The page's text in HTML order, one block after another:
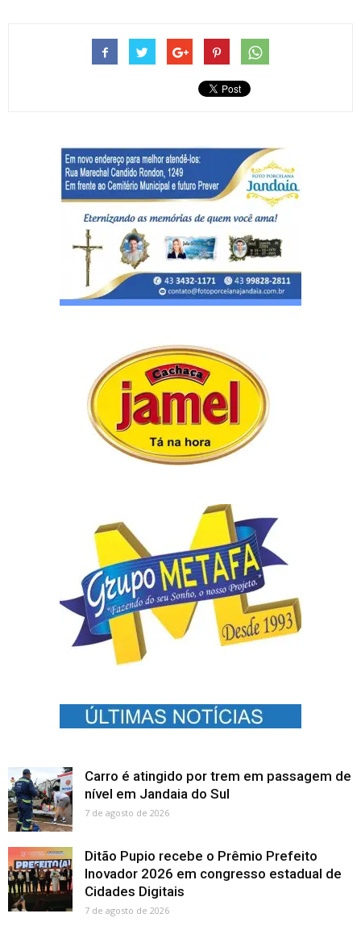
Carro é atingido por trem em passagem de
nível em Jandaia do Sul
7 de agosto de 2026
Ditão Pupio recebe o Prêmio Prefeito
Inovador 2026 em congresso estadual de
Cidades Digitais
7 de agosto de 2026